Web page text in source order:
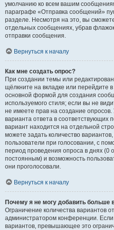
умолчанию ко всем вашим
параграфе «Отправка сообщений»
разделе. Несмотря на это, вы
отдельных сообщениях, убрав
отправки сообщения.
Вернуться к началу
Как мне создать опрос?
При создании темы или
щёлкните на вкладке или перейдите
основной формой для создания
используемого стиля; если вы не
не имеете прав на создание
варианта ответа в соответствующих
вариант находится на отдельной
можете задать количество
пользователи при голосовании, с
период проведения опроса в днях (0
постоянным) и возможность
они проголосовали.
Вернуться к началу
Почему я не могу добавить больше
Ограничение количества вариантов
администратором конференции.
вариантов, превышающее это